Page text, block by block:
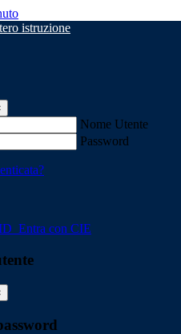
Nome Utente
Password
Entra con CIE